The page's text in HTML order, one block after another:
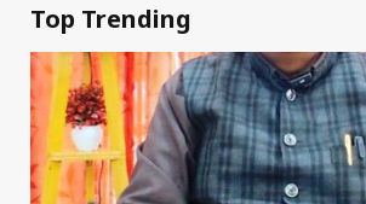
Top Trending